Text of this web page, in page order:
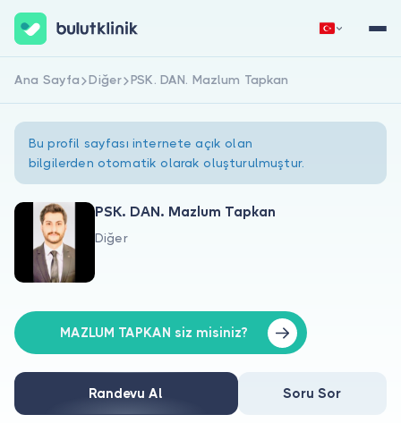
Hakkımızda
Doktorlar için
Doktor musunuz?
Hemen Kaydol Giriş Yap
Ana Sayfa Diğer PSK. DAN. Mazlum Tapkan
Bu profil sayfası internete açık olan
bilgilerden otomatik olarak oluşturulmuştur.
PSK. DAN. Mazlum Tapkan
Diğer
MAZLUM TAPKAN siz misiniz?
Randevu Al Soru Sor